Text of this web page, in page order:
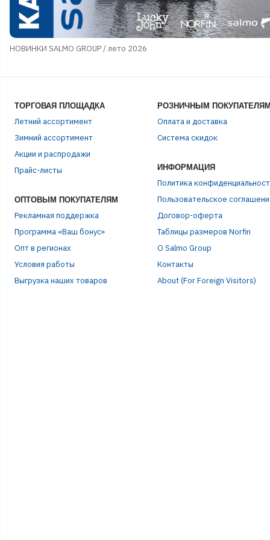
НОВИНКИ SALMO GROUP / лето 2026
ТОРГОВАЯ ПЛОЩАДКА
Летний ассортимент
Зимний ассортимент
Акции и распродажи
Прайс-листы
ОПТОВЫМ ПОКУПАТЕЛЯМ
Рекламная поддержка
Программа «Ваш бонус»
Опт в регионах
Условия работы
Выгрузка наших товаров
РОЗНИЧНЫМ
Оплата и доставка
Система скидок
ИНФОРМАЦИЯ
Политика
Пользовательское
Договор-оферта
Таблицы размеров Norfin
О Salmo Group
Контакты
About (For Foreign Visitors)